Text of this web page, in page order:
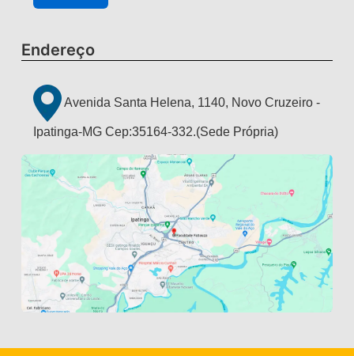
Endereço
Avenida Santa Helena, 1140, Novo Cruzeiro -
Ipatinga-MG Cep:35164-332.(Sede Própria)